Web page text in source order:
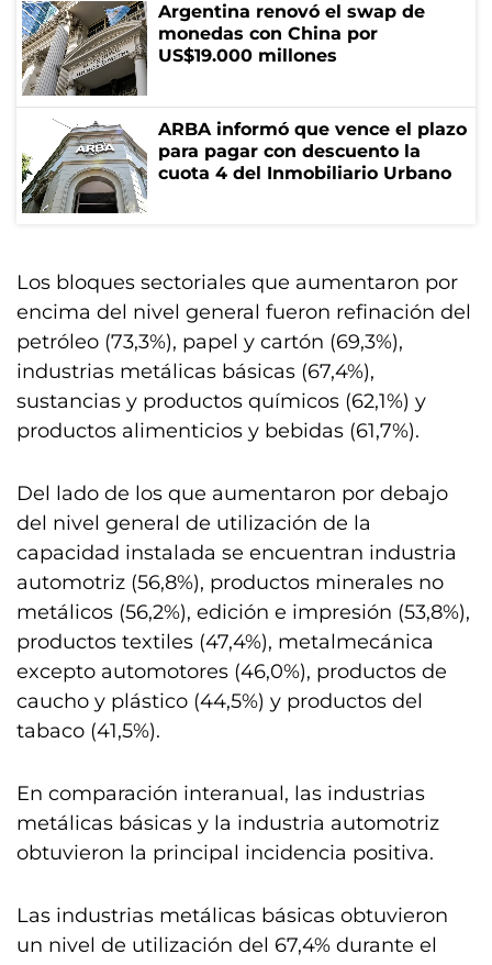
Argentina renovó el swap de
monedas con China por
US$19.000 millones
ARBA informó que vence el plazo
para pagar con descuento la
cuota 4 del Inmobiliario Urbano
Los bloques sectoriales que aumentaron por
encima del nivel general fueron refinación del
petróleo (73,3%), papel y cartón (69,3%),
industrias metálicas básicas (67,4%),
sustancias y productos químicos (62,1%) y
productos alimenticios y bebidas (61,7%).
Del lado de los que aumentaron por debajo
del nivel general de utilización de la
capacidad instalada se encuentran industria
automotriz (56,8%), productos minerales no
metálicos (56,2%), edición e impresión (53,8%),
productos textiles (47,4%), metalmecánica
excepto automotores (46,0%), productos de
caucho y plástico (44,5%) y productos del
tabaco (41,5%).
En comparación interanual, las industrias
metálicas básicas y la industria automotriz
obtuvieron la principal incidencia positiva.
Las industrias metálicas básicas obtuvieron
un nivel de utilización del 67,4% durante el